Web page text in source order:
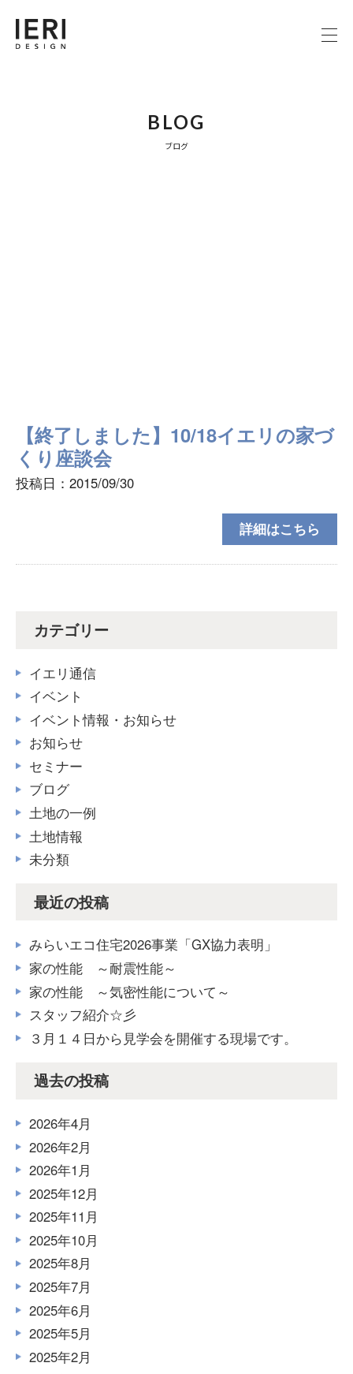
BLOG
ブログ
【終了しました】10/18イエリの家づ
くり座談会
投稿日：2015/09/30
詳細はこちら
カテゴリー
イエリ通信
イベント
イベント情報・お知らせ
お知らせ
セミナー
ブログ
土地の一例
土地情報
未分類
最近の投稿
みらいエコ住宅2026事業「GX協力表明」
家の性能 ～耐震性能～
家の性能 ～気密性能について～
スタッフ紹介☆彡
３月１４日から見学会を開催する現場です。
過去の投稿
2026年4月
2026年2月
2026年1月
2025年12月
2025年11月
2025年10月
2025年8月
2025年7月
2025年6月
2025年5月
2025年2月